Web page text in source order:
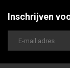
Inschrijven